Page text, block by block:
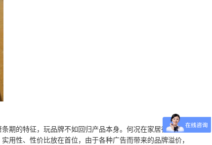
期的特征，玩品牌不如回归产品本身。何况在家居行业，没
性、性价比放在首位，由于各种广告而带来的品牌溢价，